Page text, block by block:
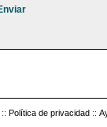
:: Política de privacidad ::